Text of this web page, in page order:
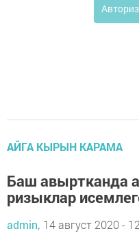
АЙГА КЫРЫН КАРАМА
Баш авыртканда
ризыклар
admin, 14 август 2020 -